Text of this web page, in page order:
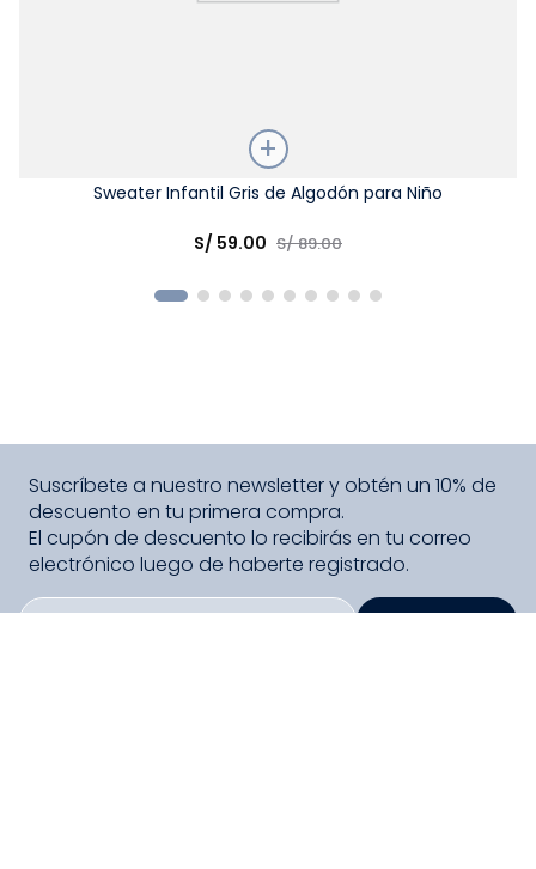
Sweater Infantil Gris de Algodón para Niño
S/ 59.00 S/89.00
Suscríbete a nuestro newsletter y obtén un 10% de
descuento en tu primera compra.
El cupón de descuento lo recibirás en tu correo
electrónico luego de haberte registrado.
SUSCRIBIRME